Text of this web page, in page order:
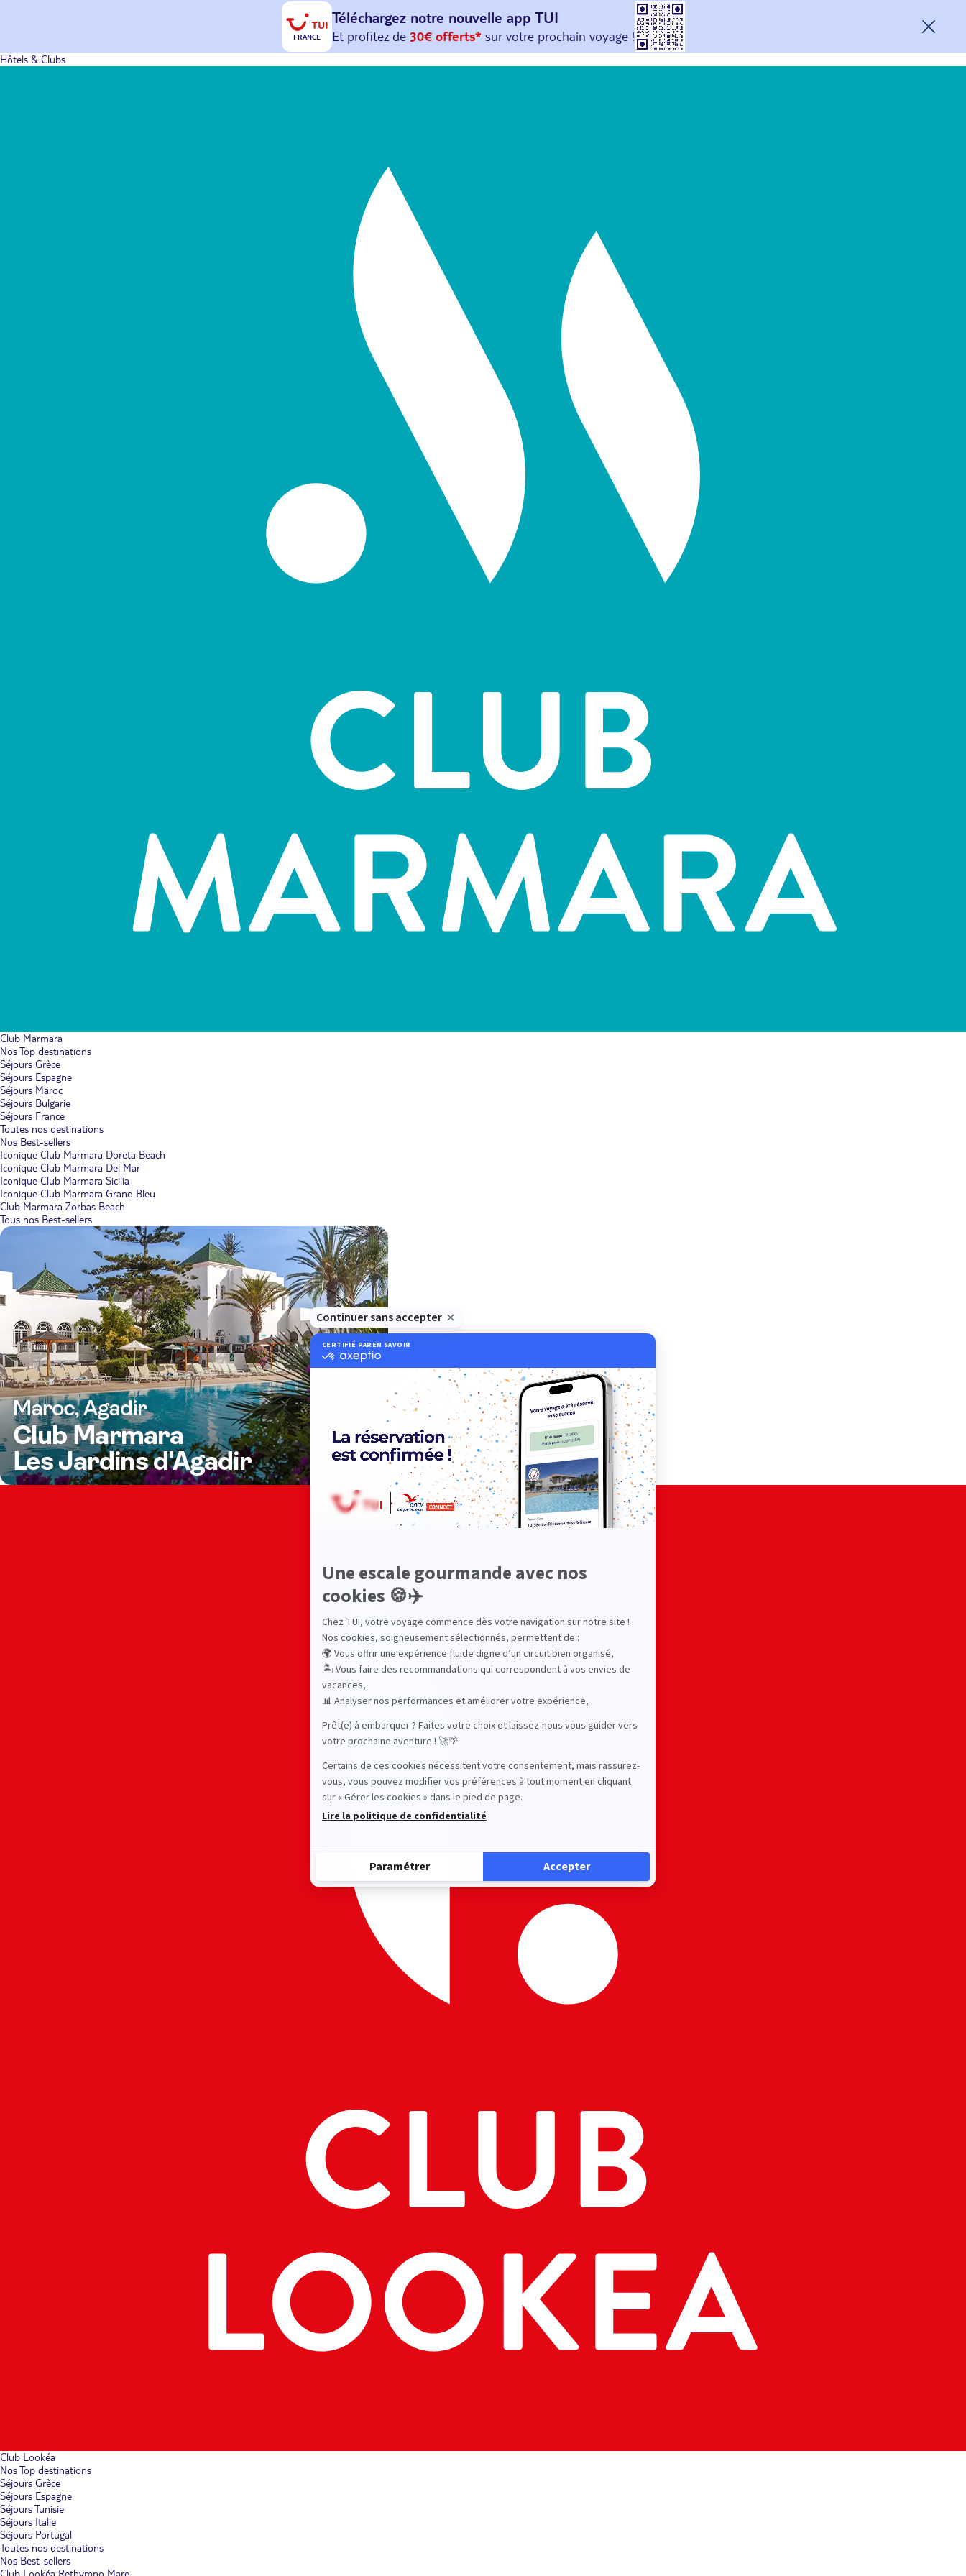
FRANCE
Téléchargez notre nouvelle app TUI
Et profitez de 30€ offerts*sur votreprochain
avec le code : HAPPYAPP
Hôtels & Clubs
Club Marmara
Nos Top destinations
Séjours Grèce
Séjours Espagne
Séjours Maroc
Séjours Bulgarie
Séjours France
Toutes nos destinations
Nos Best-sellers
Iconique Club Marmara Doreta Beach
Iconique Club Marmara Del Mar
Iconique Club Marmara Sicilia
Iconique Club Marmara Grand Bleu
Club Marmara Zorbas Beach
Tous nos Best-sellers
Club Lookéa
Nos Top destinations
Séjours Grèce
Séjours Espagne
Séjours Tunisie
Séjours Italie
Séjours Portugal
Toutes nos destinations
Nos Best-sellers